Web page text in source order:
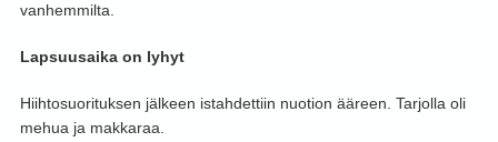
vanhemmilta.
Lapsuusaika on lyhyt
Hiihtosuorituksen jälkeen istahdettiin nuotion ääreen. Tarjolla oli
mehua ja makkaraa.